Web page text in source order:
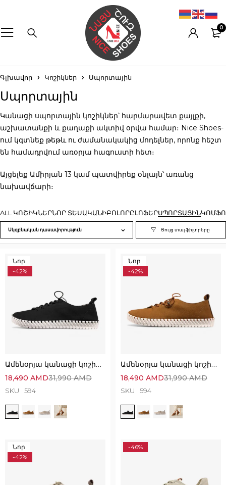
0
Գլխավոր Կոշիկներ Սպորտային
Սպորտային
Կանացի սպորտային կոշիկներ՝ հարմարավետ քայլքի,
աշխատանքի և քաղաքի ակտիվ օրվա համար։ Nice Shoes-
ում կգտնեք թեթև ու ժամանակակից մոդելներ, որոնք հեշտ
են համադրվում առօրյա հագուստի հետ։
Այցելեք Ամիրյան 13 կամ պատվիրեք օնլայն՝ առանց
նախավճարի։
ALL ԿՈՇԻԿՆԵՐՆՈՐ ՏԵՍԱԿԱՆԻԲՈԼՈՐԸԼՈՖԵՐՍՊՈՐՏԱՅԻՆ
Սկզբնական դասավորություն
Նոր
-42%
Ամենօրյա կանացի կոշիկներ՝ հիանալի ընտրություն
31,990AMD
18,490 AMD
SKU 594
Նոր
-42%
Ամենօրյա կանացի կոշիկներ՝ հիանալի ընտրություն
31,990AMD
18,490 AMD
SKU 594
Նոր
-42%
-46%